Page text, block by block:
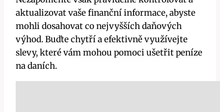
aktualizovat vaše finanční informace, abyste
mohli dosahovat co nejvyšších daňových
výhod. Buďte chytří a efektivně využívejte
slevy, které vám mohou pomoci ušetřit peníze
na daních.